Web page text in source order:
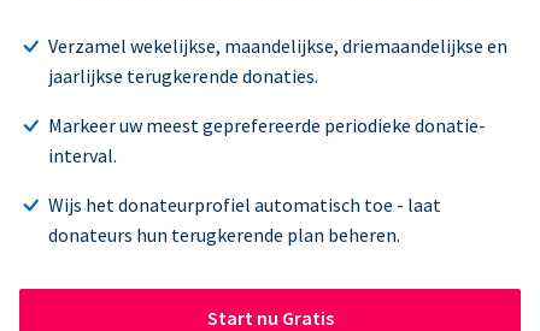
Verzamel wekelijkse, maandelijkse, driemaandelijkse en
jaarlijkse terugkerende donaties.
Markeer uw meest geprefereerde periodieke donatie-
interval.
Wijs het donateurprofiel automatisch toe - laat
donateurs hun terugkerende plan beheren.
Start nu Gratis